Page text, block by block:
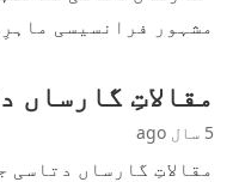
مشہور فرانسیسی
مقالاتِ گارساں
5 سال ago
مقالاتِ گارساں دتاسی